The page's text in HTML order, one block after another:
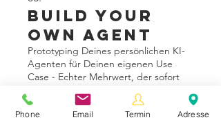
Build your
own Agent
Prototyping Deines persönlichen KI-
Agenten für Deinen eigenen Use
Case - Echter Mehrwert, der sofort
zu 6 Teilnehmer
Phone Email Termin Adresse